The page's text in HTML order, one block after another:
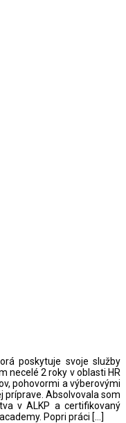
poskytuje svoje služby
necelé 2 roky v oblasti HR
pohovormi a výberovými
príprave. Absolvovala som
v ALKP a certifikovaný
Popri práci […]